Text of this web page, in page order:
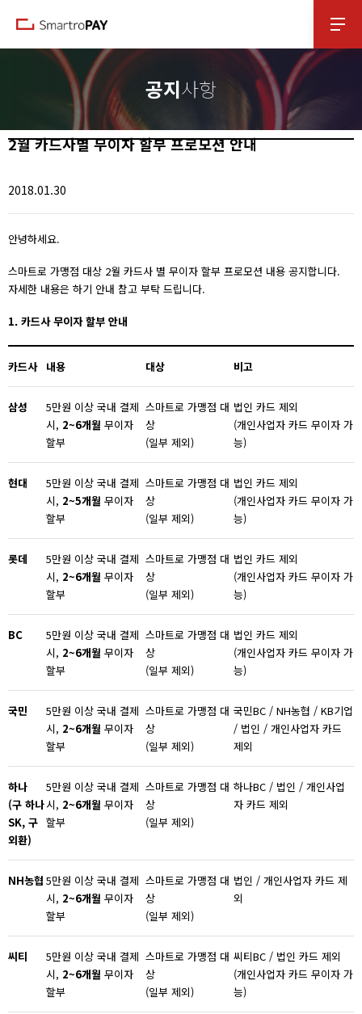
공지사항
2월 카드사별 무이자 할부 프로모션 안내
2018.01.30
안녕하세요.
스마트로 가맹점 대상 2월 카드사 별 무이자 할부 프로모션 내용 공지합니다.
자세한 내용은 하기 안내 참고 부탁 드립니다.
1. 카드사 무이자 할부 안내
카드사 내용 대상 비고
삼성
5만원 이상 국내 결제
시, 2~6개월 무이자
할부
스마트로 가맹점 대
상
(일부 제외)
법인 카드 제외
(개인사업자 카드 무이자 가
능)
현대
5만원 이상 국내 결제
시, 2~5개월 무이자
할부
스마트로 가맹점 대
상
(일부 제외)
법인 카드 제외
(개인사업자 카드 무이자 가
능)
롯데
5만원 이상 국내 결제
시, 2~6개월 무이자
할부
스마트로 가맹점 대
상
(일부 제외)
법인 카드 제외
(개인사업자 카드 무이자 가
능)
BC
5만원 이상 국내 결제
시, 2~6개월 무이자
할부
스마트로 가맹점 대
상
(일부 제외)
법인 카드 제외
(개인사업자 카드 무이자 가
능)
국민
5만원 이상 국내 결제
시, 2~6개월 무이자
할부
스마트로 가맹점 대
상
(일부 제외)
국민BC / NH농협 / KB기업
/ 법인 / 개인사업자 카드
제외
하나
(구 하나
SK, 구
외환)
5만원 이상 국내 결제
시, 2~6개월 무이자
할부
스마트로 가맹점 대
상
(일부 제외)
하나BC / 법인 / 개인사업
자 카드 제외
NH농협 5만원 이상 국내 결제
시, 2~6개월 무이자
할부
스마트로 가맹점 대
상
(일부 제외)
법인 / 개인사업자 카드 제
외
씨티
5만원 이상 국내 결제
시, 2~6개월 무이자
할부
스마트로 가맹점 대
상
(일부 제외)
씨티BC / 법인 카드 제외
(개인사업자 카드 무이자 가
능)